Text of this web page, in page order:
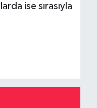
ise sırasıyla